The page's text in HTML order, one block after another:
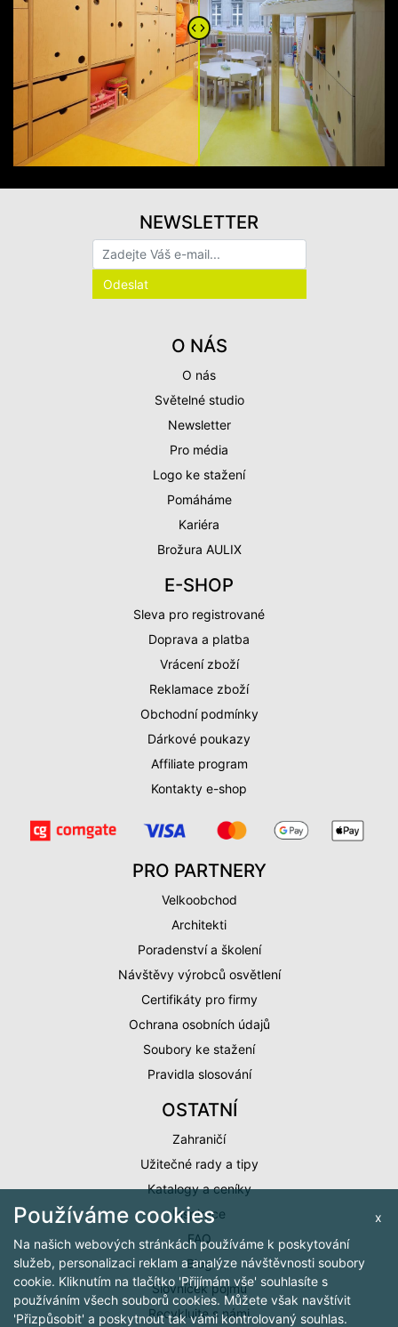
O NÁS
O nás
Světelné studio
Newsletter
Pro média
Logo ke stažení
Pomáháme
Kariéra
Brožura AULIX
E-SHOP
Sleva pro registrované
Doprava a platba
Vrácení zboží
Reklamace zboží
Obchodní podmínky
Dárkové poukazy
Affiliate program
Kontakty e-shop
PRO PARTNERY
Velkoobchod
Architekti
Poradenství a školení
Návštěvy výrobců osvětlení
Certifikáty pro firmy
Ochrana osobních údajů
Soubory ke stažení
Pravidla slosování
OSTATNÍ
Zahraničí
Užitečné rady a tipy
Katalogy a ceníky
Inspirace
FAQ
Blog
Slovníček pojmů
Recyklujte s námi
NEWSLETTER
x
Používáme cookies
Na našich webových stránkách používáme k poskytování
služeb, personalizaci reklam a analýze návštěvnosti soubory
cookie. Kliknutím na tlačítko 'Přijímám vše' souhlasíte s
používáním všech souborů cookies. Můžete však navštívit
'Přizpůsobit' a poskytnout tak vámi kontrolovaný souhlas.